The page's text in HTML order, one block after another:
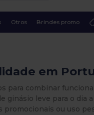
Otros Brindes promo
em
para combinar
ginásio leve para o dia
ou uso